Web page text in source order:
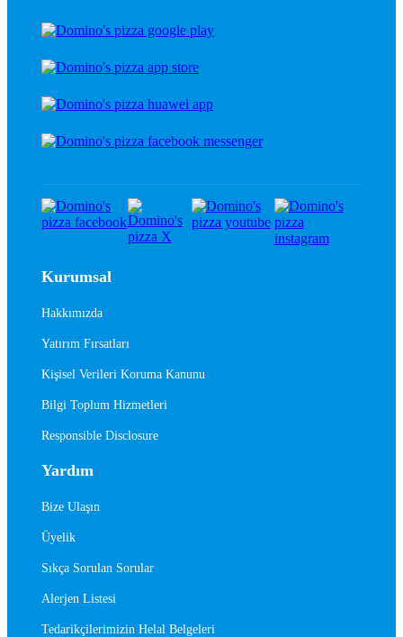
Kurumsal
Hakkımızda
Yatırım Fırsatları
Kişisel Verileri Koruma Kanunu
Bilgi Toplum Hizmetleri
Responsible Disclosure
Yardım
Bize Ulaşın
Üyelik
Sıkça Sorulan Sorular
Alerjen Listesi
Tedarikçilerimizin Helal Belgeleri